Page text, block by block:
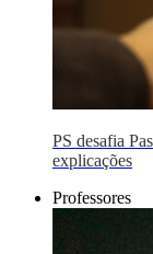
PS desafia
explicações
Professores